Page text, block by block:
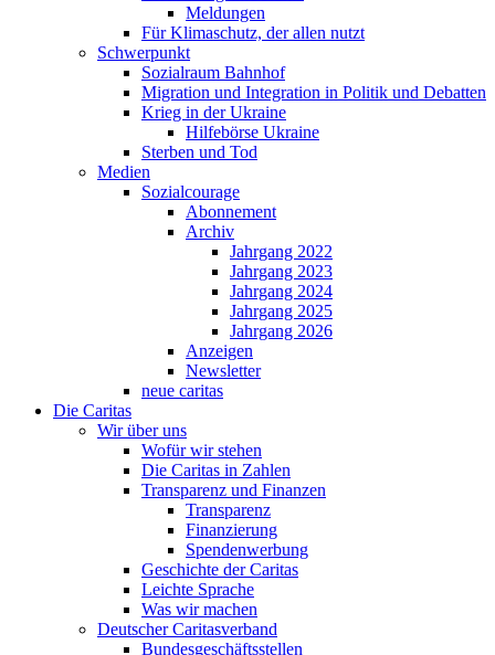
Meldungen
Für Klimaschutz, der allen nutzt
Schwerpunkt
Sozialraum Bahnhof
Migration und Integration in Politik und Debatten
Krieg in der Ukraine
Hilfebörse Ukraine
Sterben und Tod
Medien
Sozialcourage
Abonnement
Archiv
Jahrgang 2022
Jahrgang 2023
Jahrgang 2024
Jahrgang 2025
Jahrgang 2026
Anzeigen
Newsletter
neue caritas
Die Caritas
Wir über uns
Wofür wir stehen
Die Caritas in Zahlen
Transparenz und Finanzen
Transparenz
Finanzierung
Spendenwerbung
Geschichte der Caritas
Leichte Sprache
Was wir machen
Deutscher Caritasverband
Bundesgeschäftsstellen